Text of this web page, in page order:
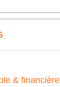
& financière